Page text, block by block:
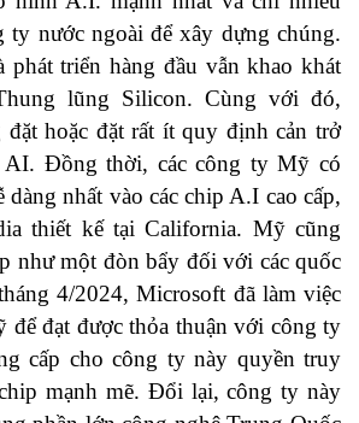
ty nước ngoài để xây dựng chúng.
phát triển hàng đầu vẫn khao khát
lũng Silicon. Cùng với đó,
hoặc đặt rất ít quy định cản trở
AI. Đồng thời, các công ty Mỹ có
dàng nhất vào các chip A.I cao cấp,
thiết kế tại California. Mỹ cũng
như một đòn bẩy đối với các quốc
4/2024, Microsoft đã làm việc
đạt được thỏa thuận với công ty
cấp cho công ty này quyền truy
mạnh mẽ. Đổi lại, công ty này